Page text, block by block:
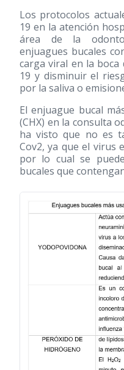
Los protocolos
19 en la atención
área de la
enjuagues bucales
carga viral en la boca
19 y disminuir el
por la saliva o
El enjuague bucal
(CHX) en la consulta
ha visto que no es
Cov2, ya que el virus
por lo cual se
bucales que